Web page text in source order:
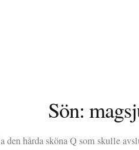
Sön:
a den hårda sköna Q som skulle